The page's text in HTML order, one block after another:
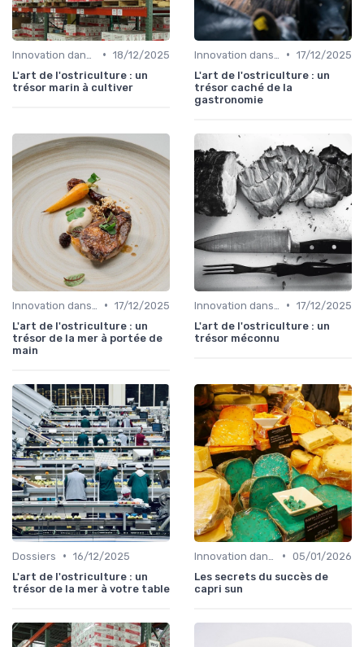
• 18/12/2025
L'art de l'ostriculture : un
trésor marin à cultiver
• 17/12/2025
L'art de l'ostriculture : un
trésor caché de la
gastronomie
• 17/12/2025
L'art de l'ostriculture : un
trésor de la mer à portée de
main
• 17/12/2025
L'art de l'ostriculture : un
trésor méconnu
Dossiers • 16/12/2025
L'art de l'ostriculture : un
trésor de la mer à votre table
• 05/01/2026
Les secrets du succès de
capri sun